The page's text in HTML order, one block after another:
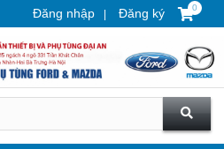
Đăng nhập Đăng ký 0